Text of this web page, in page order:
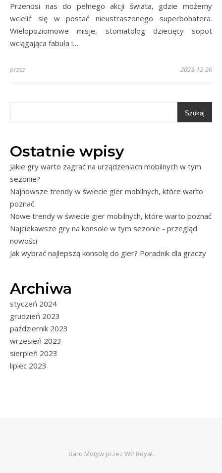
Przenosi nas do pełnego akcji świata, gdzie możemy
wcielić się w postać nieustraszonego superbohatera.
Wielopoziomowe misje, stomatolog dziecięcy sopot
wciągająca fabuła i…
przez 2023-12-26
Szukaj
Ostatnie wpisy
Jakie gry warto zagrać na urządzeniach mobilnych w tym
sezonie?
Najnowsze trendy w świecie gier mobilnych, które warto
poznać
Nowe trendy w świecie gier mobilnych, które warto poznać
Najciekawsze gry na konsole w tym sezonie - przegląd
nowości
Jak wybrać najlepszą konsolę do gier? Poradnik dla graczy
Archiwa
styczeń 2024
grudzień 2023
październik 2023
wrzesień 2023
sierpień 2023
lipiec 2023
Bard Motyw przez WP Royal.